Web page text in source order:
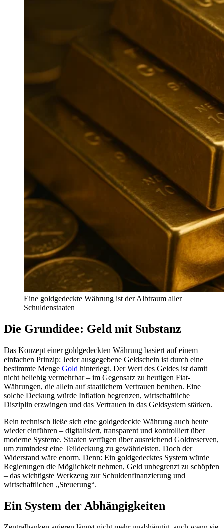
Eine goldgedeckte Währung ist der Albtraum aller
Schuldenstaaten
Die Grundidee: Geld mit Substanz
Das Konzept einer goldgedeckten Währung basiert auf einem
einfachen Prinzip: Jeder ausgegebene Geldschein ist durch eine
bestimmte Menge Gold hinterlegt. Der Wert des Geldes ist damit
nicht beliebig vermehrbar – im Gegensatz zu heutigen Fiat-
Währungen, die allein auf staatlichem Vertrauen beruhen. Eine
solche Deckung würde Inflation begrenzen, wirtschaftliche
Disziplin erzwingen und das Vertrauen in das Geldsystem stärken.
Rein technisch ließe sich eine goldgedeckte Währung auch heute
wieder einführen – digitalisiert, transparent und kontrolliert über
moderne Systeme. Staaten verfügen über ausreichend Goldreserven,
um zumindest eine Teildeckung zu gewährleisten. Doch der
Widerstand wäre enorm. Denn: Ein goldgedecktes System würde
Regierungen die Möglichkeit nehmen, Geld unbegrenzt zu schöpfen
– das wichtigste Werkzeug zur Schuldenfinanzierung und
wirtschaftlichen „Steuerung“.
Ein System der Abhängigkeiten